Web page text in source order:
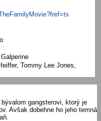
Tommy Lee Jones,
gangsterovi, ktorý je
Avšak dobehne ho jeho temná